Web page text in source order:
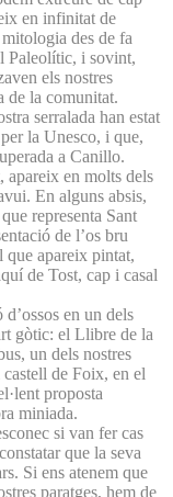
en infinitat de
des de fa
Paleolític, i sovint,
els nostres
de la comunitat.
serralada han estat
la Unesco, i que,
a Canillo.
apareix en molts dels
En alguns absis,
representa Sant
de l’os bru
que apareix pintat,
de Tost, cap i casal
d’ossos en un dels
gòtic: el Llibre de la
un dels nostres
de Foix, en el
proposta
miniada.
si van fer cas
que la seva
Si ens atenem que
paratges, hem de